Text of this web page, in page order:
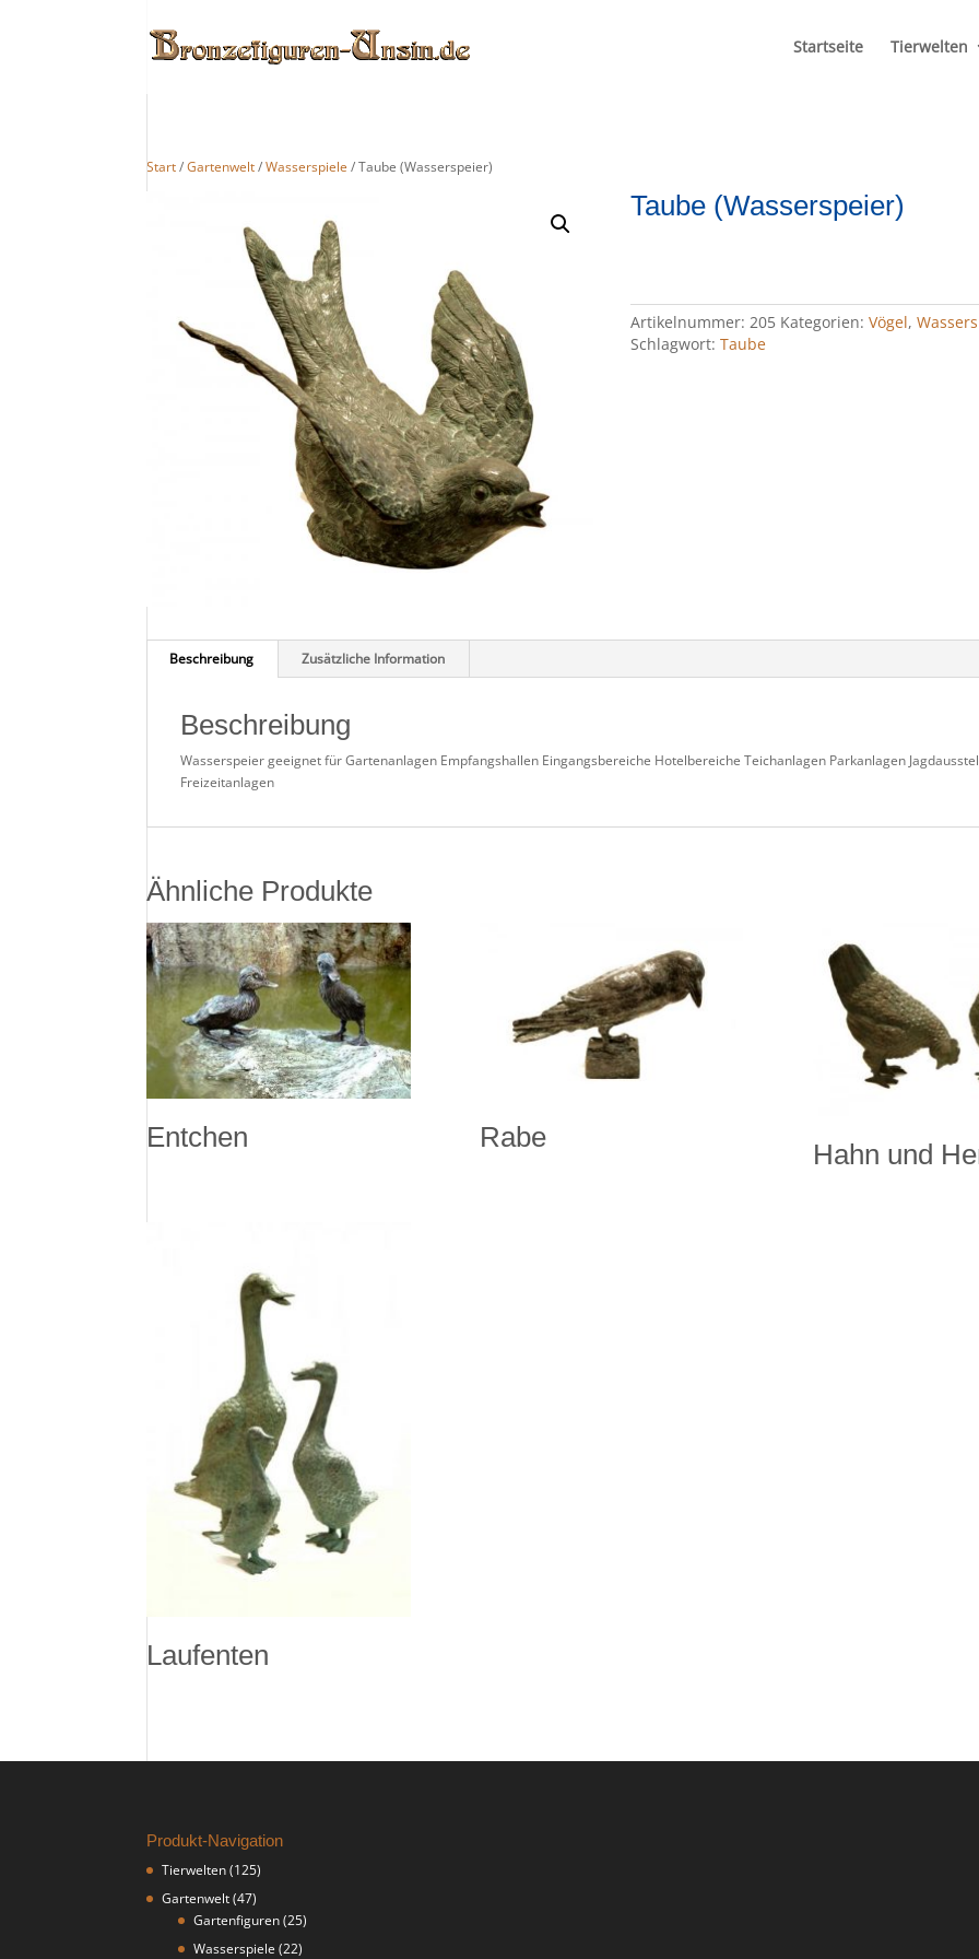
Startseite Tierwelten
Start/Gartenwelt/Wasserspiele / Taube (Wasserspeier)
Taube (Wasserspeier)
Artikelnummer: 205 Kategorien: Vögel,
Schlagwort: Taube
Beschreibung Zusätzliche Information
Beschreibung
Wasserspeier geeignet für Gartenanlagen Empfangshallen Eingangsbereiche Hotelbereiche Teichanlagen Parkanlagen
Freizeitanlagen
Ähnliche Produkte
Entchen Rabe
Hahn und
Laufenten
Produkt-Navigation
Tierwelten (125)
Gartenwelt (47)
Gartenfiguren (25)
Wasserspiele (22)